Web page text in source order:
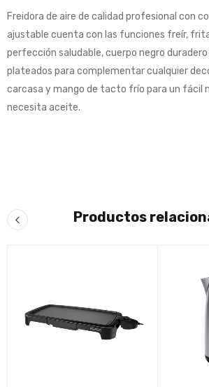
Freidora de aire de calidad profesional con
ajustable cuenta con las funciones freír,
perfección saludable, cuerpo negro
plateados para complementar cualquier
carcasa y mango de tacto frío para un fácil
necesita aceite.
Productos